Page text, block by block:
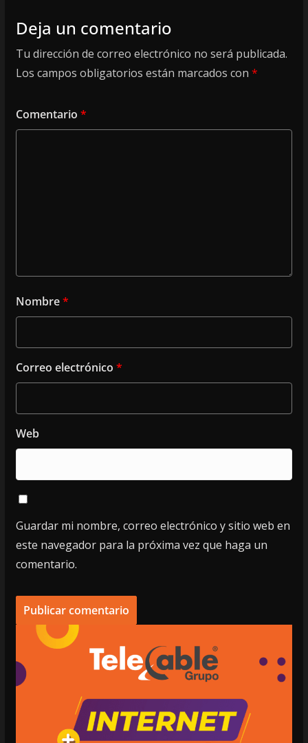
Deja un comentario
Tu dirección de correo electrónico no será publicada.
Los campos obligatorios están marcados con *
Comentario *
Nombre*
Correo electrónico *
Web
Guardar mi nombre, correo electrónico y sitio web en
este navegador para la próxima vez que haga un
comentario.